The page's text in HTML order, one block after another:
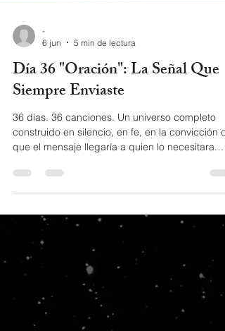
6 jun
5 min de lectura
Día 36 "Oración": La Señal Que
Siempre Enviaste
36 días. 36 canciones. Un universo completo
que el mensaje llegaría a quien lo necesitara.
oración y por qué para que sea recibida, primero
tienes que estar conectado a la tierra. Lyrics of
Oración by Zawezo Por que será que hemos
olvidado Siento que estamos desconectados
Descubrí por que ya no hay unión Ya nadie